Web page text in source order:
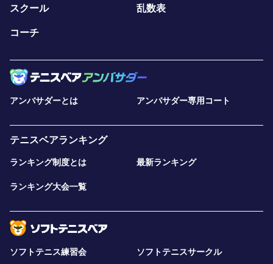
スクール 乱数表
コーチ
アンバサダーとは アンバサダー専用コート
テニスベアランキング
ランキング制度とは 最新ランキング
ランキング大会一覧
ソフトテニス練習会 ソフトテニスサークル